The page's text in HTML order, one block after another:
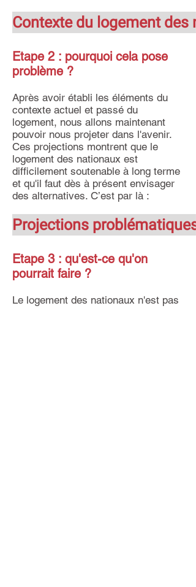
Contexte du logement des
Etape 2 : pourquoi cela pose
problème ?
Après avoir établi les éléments du
contexte actuel et passé du
logement, nous allons maintenant
pouvoir nous projeter dans l'avenir.
Ces projections montrent que le
logement des nationaux est
difficilement soutenable à long terme
et qu'il faut dès à présent envisager
des alternatives. C’est par là :
Projections problématiques
Etape 3 : qu'est-ce qu'on
pourrait faire ?
Le logement des nationaux n'est pas